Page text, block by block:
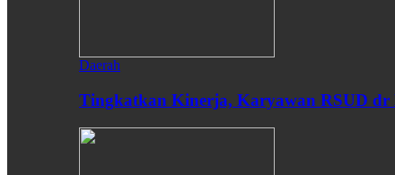
Daerah
Tingkatkan Kinerja, Karyawan RSUD